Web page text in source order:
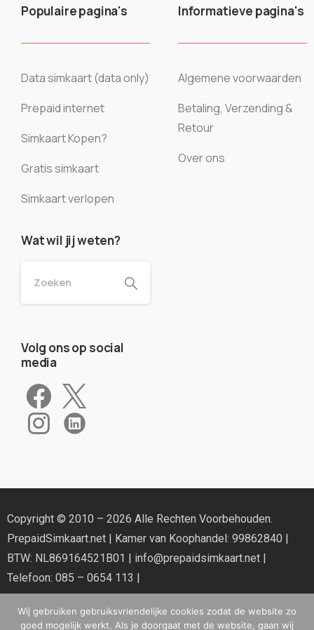
Populaire pagina's
Data simkaart (data only)
Prepaid internet
Simkaart Kopen?
Gratis simkaart
Simkaart verlopen
Informatieve pagina's
Algemene voorwaarden
Betaling, Verzending &
Retour
Over ons
Wat wil jij weten?
Volg ons op social
media
Copyright © 2010 – 2026 Alle Rechten Voorbehouden.
PrepaidSimkaart.net | Kamer van Koophandel: 99862840 |
BTW: NL869164521B01 | info@prepaidsimkaart.net |
Telefoon: 085 – 0654 113 |
Wij gebruiken gebruiksvriendelijke cookies zodat de website zo
goed mogelijk werkt. Als je doorgaat met de website, gaan wij